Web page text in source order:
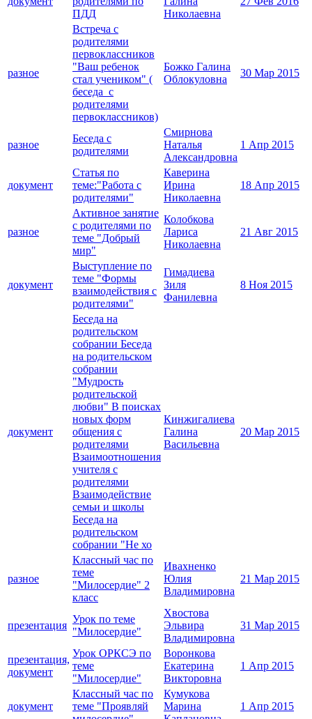
ПДД
Николаевна
разное
Встреча с
родителями
первоклассников
"Ваш ребенок
стал учеником" (
беседа с
родителями
первоклассников)
Божко Галина
Облокуловна
30 Мар 2015
разное
Беседа с
родителями
Смирнова
Наталья
Александровна
1 Апр 2015
документ
Статья по
теме:"Работа с
родителями"
Каверина
Ирина
Николаевна
18 Апр 2015
разное
Активное занятие
с родителями по
теме "Добрый
мир"
Колобкова
Лариса
Николаевна
21 Авг 2015
документ
Выступление по
теме "Формы
взаимодействия с
родителями"
Гимадиева
Зиля
Фанилевна
8 Ноя 2015
документ
Беседа на
родительском
собрании Беседа
на родительском
собрании
"Мудрость
родительской
любви" В поисках
новых форм
общения с
родителями
Взаимоотношения
учителя с
родителями
Взаимодействие
семьи и школы
Беседа на
родительском
собрании "Не хо
Кинжигалиева
Галина
Васильевна
20 Мар 2015
разное
Классный час по
теме
"Милосердие" 2
класс
Ивахненко
Юлия
Владимировна
21 Мар 2015
презентация
Урок по теме
"Милосердие"
Хвостова
Эльвира
Владимировна
31 Мар 2015
презентация,
документ
Урок ОРКСЭ по
теме
"Милосердие"
Воронкова
Екатерина
Викторовна
1 Апр 2015
документ
Классный час по
теме "Проявляй
Кумукова
Марина
1 Апр 2015